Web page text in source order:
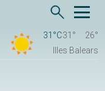
31°C31°
26°
Illes Balears